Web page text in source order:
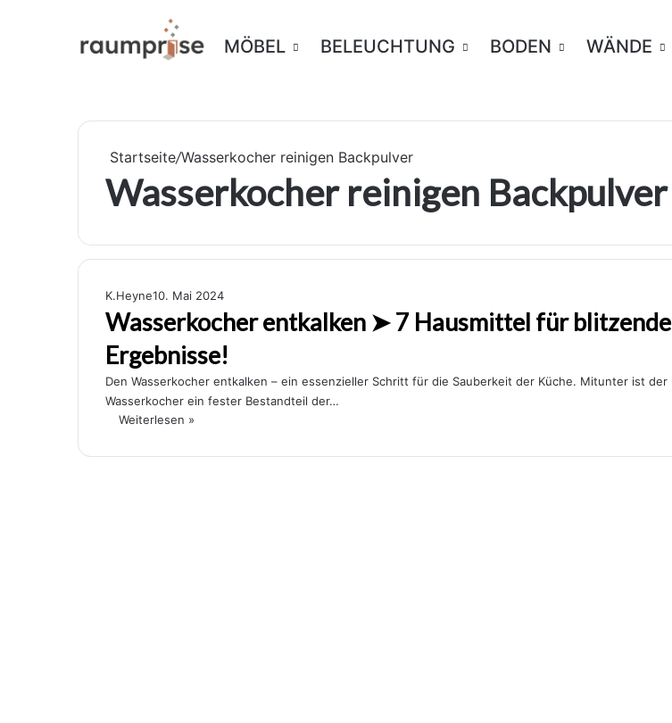
MÖBEL BELEUCHTUNG BODEN WÄNDE
Startseite/Wasserkocher reinigen Backpulver
Wasserkocher reinigen Backpulver
K.Heyne10. Mai 2024
Wasserkocher entkalken ➤ 7 Hausmittel für blitzende
Ergebnisse!
Den Wasserkocher entkalken – ein essenzieller Schritt für die Sauberkeit der Küche. Mitunter ist der
Wasserkocher ein fester Bestandteil der…
Weiterlesen »